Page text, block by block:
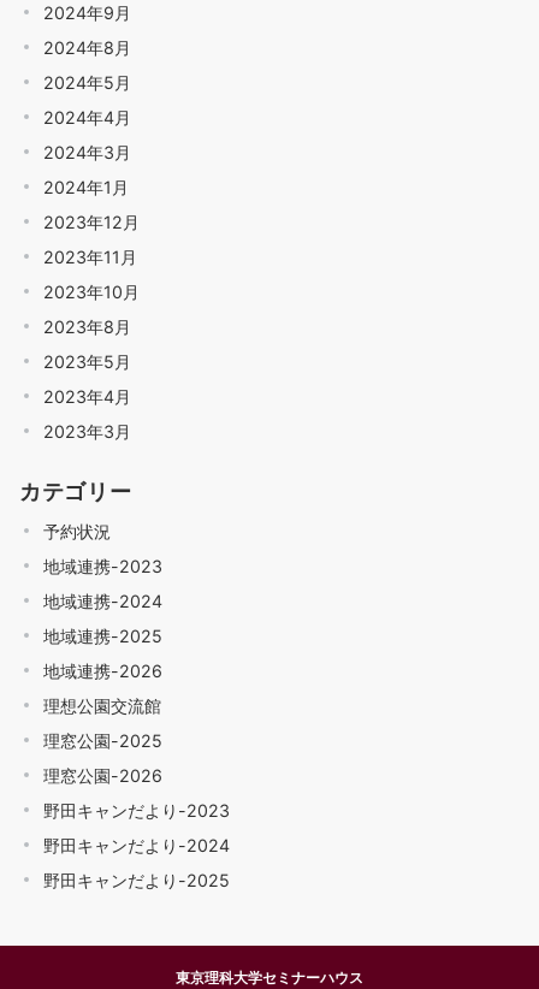
2024年9月
2024年8月
2024年5月
2024年4月
2024年3月
2024年1月
2023年12月
2023年11月
2023年10月
2023年8月
2023年5月
2023年4月
2023年3月
カテゴリー
予約状況
地域連携-2023
地域連携-2024
地域連携-2025
地域連携-2026
理想公園交流館
理窓公園-2025
理窓公園-2026
野田キャンだより-2023
野田キャンだより-2024
野田キャンだより-2025
東京理科大学セミナーハウス